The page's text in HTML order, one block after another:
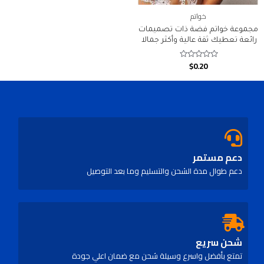
خواتم
مجموعة خواتم فضة ذات تصميمات
رائعة تعطيك ثقة عالية وأكثر جمالا
Rated
$0.20
دعم مستمر
دعم طوال مدة الشحن والتسليم وما بعد التوصيل
شحن سريع
تمتع بأفضل واسرع وسيلة شحن مع ضمان اعلي جودة